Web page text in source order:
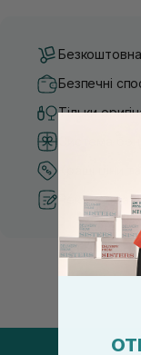
Безпечні
Тільки
Система
Кращі ціни